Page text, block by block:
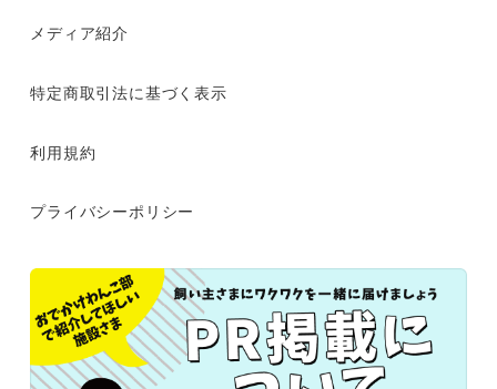
メディア紹介
特定商取引法に基づく表示
利用規約
プライバシーポリシー